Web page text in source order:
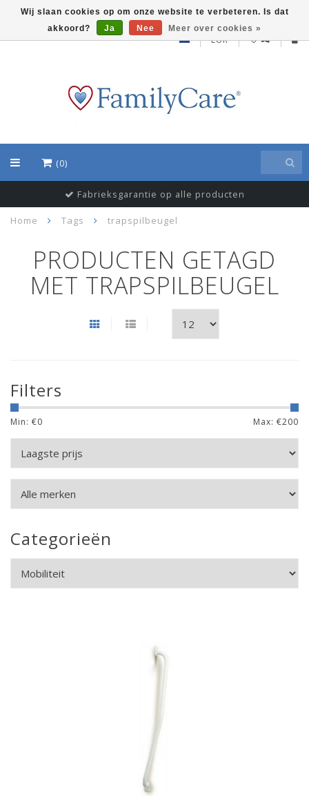
EUR
(0)
Fabrieksgarantie op alle producten
Home Tags trapspilbeugel
PRODUCTEN GETAGD
MET TRAPSPILBEUGEL
Filters
Min: €0 Max: €200
Categorieën
Wij slaan cookies op om onze website te verbeteren. Is dat
akkoord?
Ja Nee Meer over cookies »